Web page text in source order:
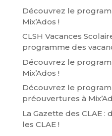
Découvrez le
Mix’Ados !
CLSH Vacances
programme des
Découvrez le
Mix’Ados !
Découvrez le
préouvertures à
La Gazette des CLAE
les CLAE !